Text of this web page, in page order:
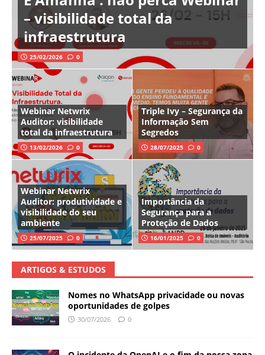
– visibilidade total da
infraestrutura
25/02/2026 0
Webinar Netwrix
Auditor: visibilidade
total da infraestrutura
13/02/2026 0
Triple Ivy – Segurança da
Informação Sem
Segredos
28/07/2025 0
Webinar Netwrix
Auditor: produtividade e
visibilidade do seu
ambiente
25/07/2025 0
Importância da
Segurança para a
Proteção de Dados
16/01/2025 0
ARTIGOS & ESTUDOS
Nomes no WhatsApp privacidade ou novas
oportunidades de golpes
30/07/2026 0